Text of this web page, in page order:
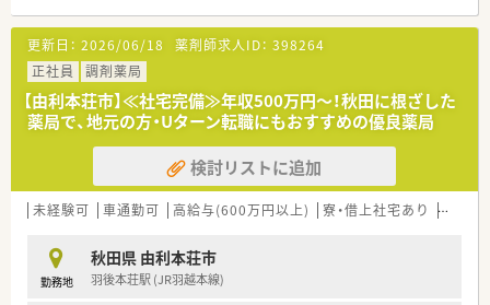
更新日： 2026/06/18 薬剤師求人ID： 398264
正社員
調剤薬局
【由利本荘市】≪社宅完備≫年収500万円～！秋田に根ざした
薬局で、地元の方・Uターン転職にもおすすめの優良薬局
検討リストに追加
未経験可 車通勤可 高給与(600万円以上) 寮・借上社宅あり 教育制
勤務地
秋田県 由利本荘市
羽後本荘駅 (JR羽越本線)